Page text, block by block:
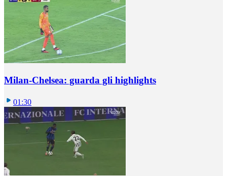
Milan-Chelsea: guarda gli highlights
01:30